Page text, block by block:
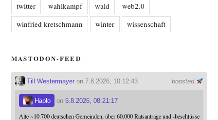
twitter
wahlkampf wald
web2.0
winfried kretschmann
winter wissenschaft
MASTODON-FEED
boosted
Till Westermayeron 7.8.2026, 10:12:43
Haplo on 5.8.2026, 08:21:17
Alle ~10.700 deutschen Gemeinden, über 60.000 Ratsanträge und -beschlüsse